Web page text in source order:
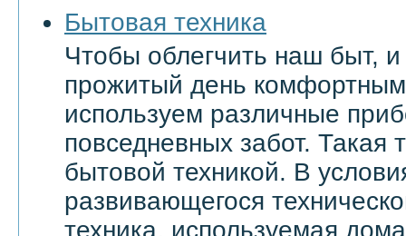
Бытовая техника
Чтобы облегчить наш быт,
прожитый день
используем различные
повседневных забот. Такая
бытовой техникой. В
развивающегося